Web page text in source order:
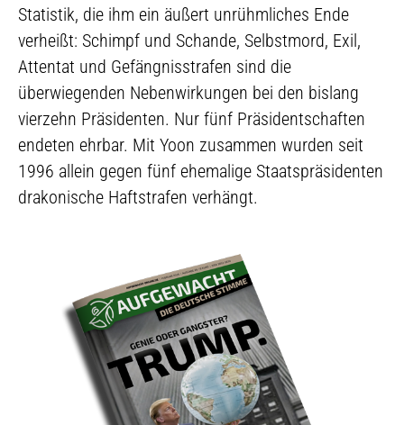
Statistik, die ihm ein äußert unrühmliches Ende
verheißt: Schimpf und Schande, Selbstmord, Exil,
Attentat und Gefängnisstrafen sind die
überwiegenden Nebenwirkungen bei den bislang
vierzehn Präsidenten. Nur fünf Präsidentschaften
endeten ehrbar. Mit Yoon zusammen wurden seit
1996 allein gegen fünf ehemalige Staatspräsidenten
drakonische Haftstrafen verhängt.